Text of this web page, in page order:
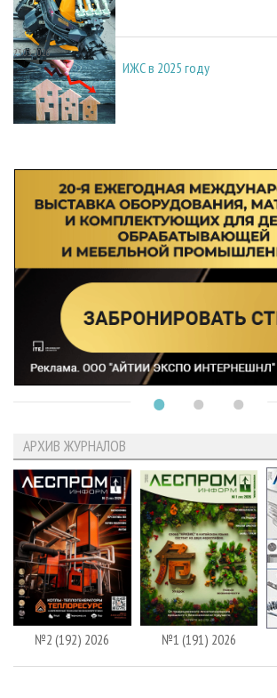
23.03.2026
ИЖС в 2025 году
АРХИВ ЖУРНАЛОВ
№2 (192) 2026 №1 (191) 2026